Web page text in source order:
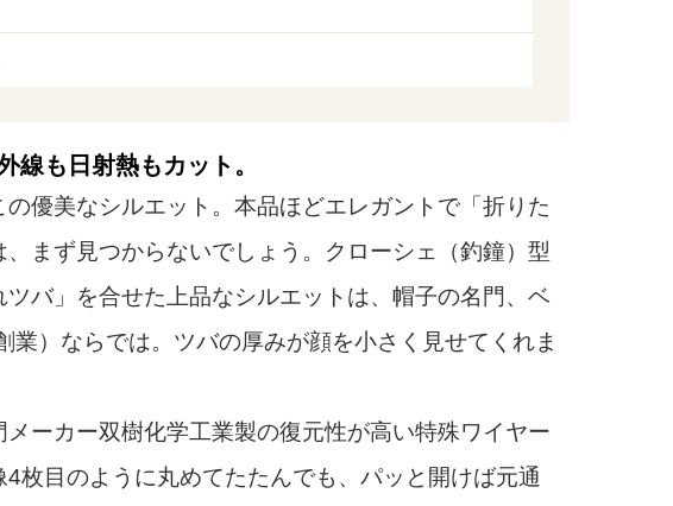
線も日射熱もカット。
優美なシルエット。本品ほどエレガントで「折りた
まず見つからないでしょう。クローシェ（釣鐘）型
バ」を合せた上品なシルエットは、帽子の名門、ベ
業）ならでは。ツバの厚みが顔を小さく見せてくれま
ーカー双樹化学工業製の復元性が高い特殊ワイヤー
4枚目のように丸めてたたんでも、パッと開けば元通